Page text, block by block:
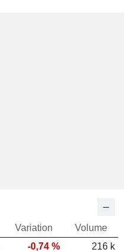
Variation
Volume
-0,74 %
216 k